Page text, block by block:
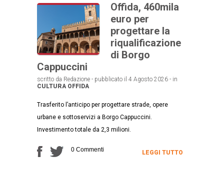
Offida, 460mila
euro per
progettare la
riqualificazione
di Borgo
Cappuccini
scritto da Redazione - pubblicato il 4 Agosto 2026 - in
CULTURA OFFIDA
Trasferito l’anticipo per progettare strade, opere
urbane e sottoservizi a Borgo Cappuccini.
Investimento totale da 2,3 milioni.
0 Commenti LEGGI TUTTO